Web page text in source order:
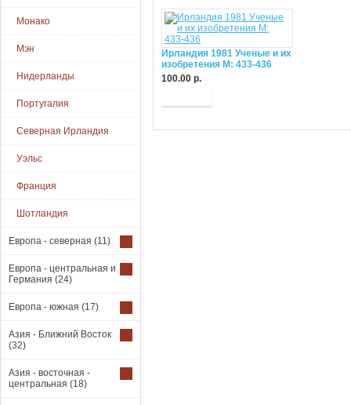
Монако
Мэн
Нидерланды
Португалия
Северная Ирландия
Уэльс
Франция
Шотландия
Европа - северная (11)
Европа - центральная и
Германия (24)
Европа - южная (17)
Азия - Ближний Восток
(32)
Азия - восточная -
центральная (18)
Ирландия 1981 Ученые и их
изобретения М: 433-436
100.00 р.